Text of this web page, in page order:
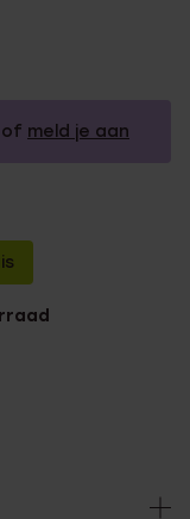
of meld je aan